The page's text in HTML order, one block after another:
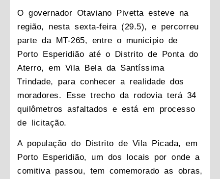
O governador Otaviano Pivetta esteve na
região, nesta sexta-feira (29.5), e percorreu
parte da MT-265, entre o município de
Porto Esperidião até o Distrito de Ponta do
Aterro, em Vila Bela da Santíssima
Trindade, para conhecer a realidade dos
moradores. Esse trecho da rodovia terá 34
quilômetros asfaltados e está em processo
de licitação.
A população do Distrito de Vila Picada, em
Porto Esperidião, um dos locais por onde a
comitiva passou, tem comemorado as obras,